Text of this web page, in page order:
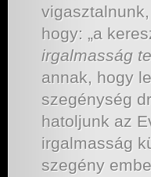
hogy: „a
irgalmasság
annak, hogy
szegénység
hatoljunk az
irgalmasság
szegény